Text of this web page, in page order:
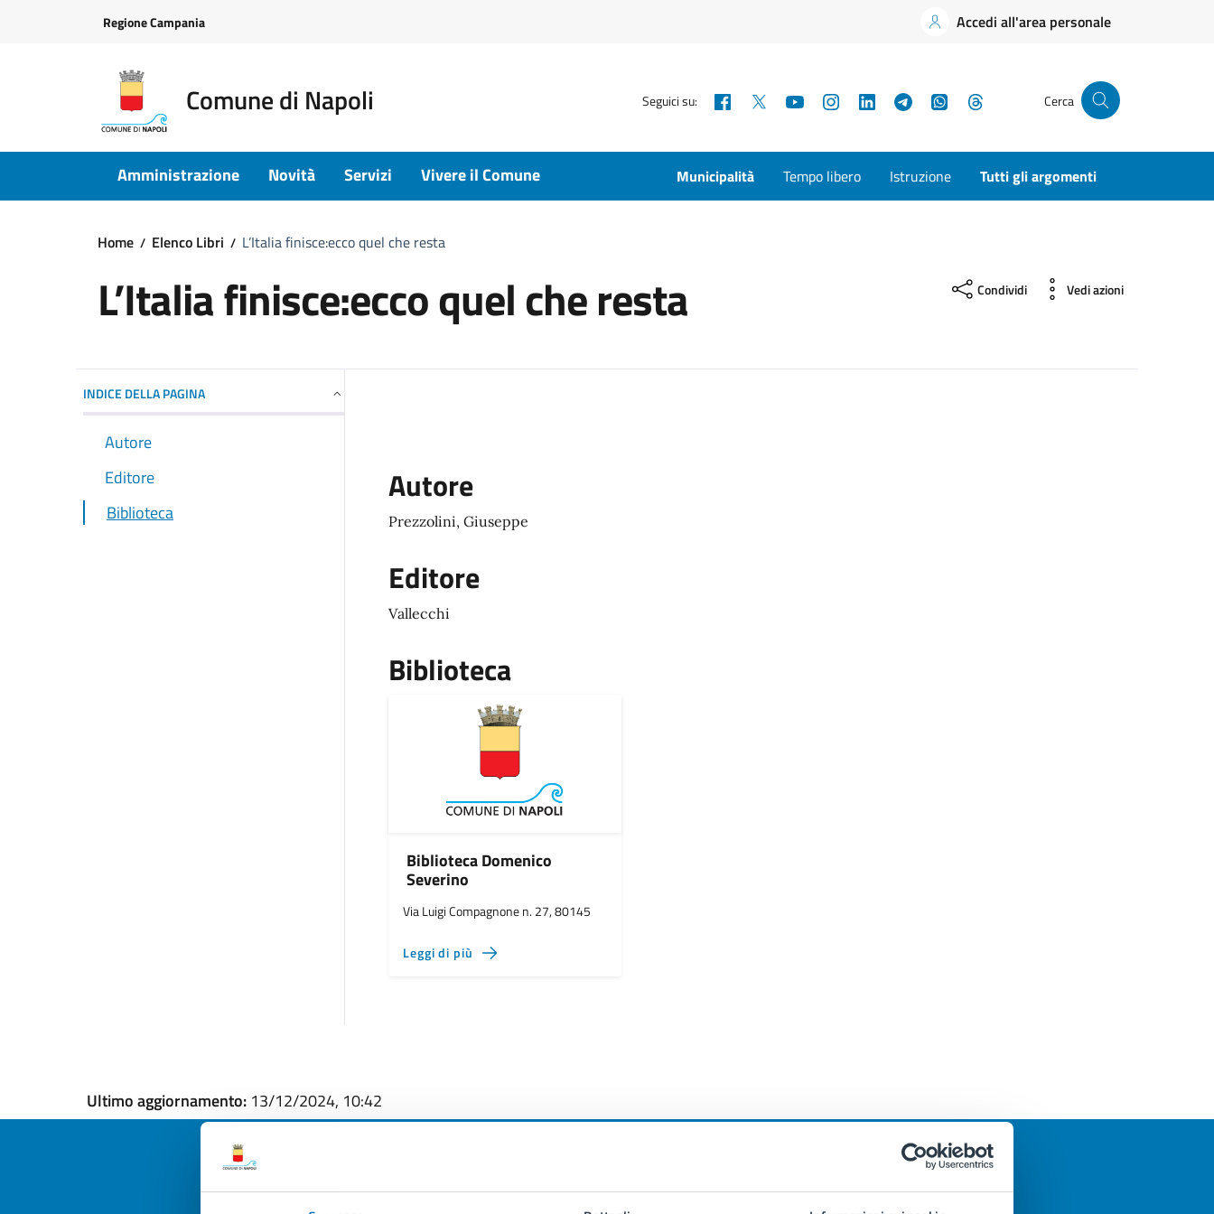
Regione Campania Accedi all'area personale
Comune di Napoli Seguici su: Facebook YouTubeInstagramLinkedInTelegramWhatsApp Cerca
Amministrazione Novità Servizi Vivere il Comune Municipalità Tempo libero Istruzione Tutti gli argomenti
Home Elenco Libri L’Italia finisce:ecco quel che resta
L’Italia finisce:ecco quel che resta Condividi Vedi azioni
INDICE DELLA PAGINA
Autore
Editore
Biblioteca
Autore
Prezzolini, Giuseppe
Editore
Vallecchi
Biblioteca
Biblioteca Domenico
Severino
Via Luigi Compagnone n. 27, 80145
Leggi di più
Ultimo aggiornamento: 13/12/2024, 10:42